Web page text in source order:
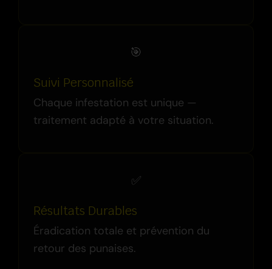
🎯
Suivi Personnalisé
Chaque infestation est unique —
traitement adapté à votre situation.
✅
Résultats Durables
Éradication totale et prévention du
retour des punaises.